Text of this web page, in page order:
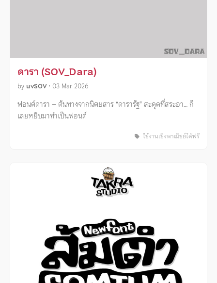
ดารา (SOV_Dara)
by uvSOV • 03 Mar 2026
ฟอนต์ดารา – ต้นทางจากนิตยสาร “ดารารัฐ” สะดุดที่สระอา… ก็
เลยหยิบมาทำเป็นฟอนต์
ใช้งานเชิงพาณิชย์ได้ฟรี